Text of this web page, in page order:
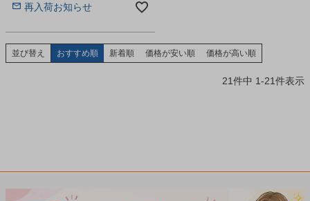
再入荷お知らせ
並び替え おすすめ順 新着順 価格が安い順 価格が高い順
21件中 1-21件表示